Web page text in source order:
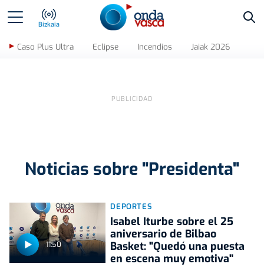
Bizkaia
Caso Plus Ultra Eclipse Incendios Jaiak 2026
Noticias sobre "Presidenta"
11:50
DEPORTES
Isabel Iturbe sobre el 25
aniversario de Bilbao
Basket: "Quedó una puesta
en escena muy emotiva"